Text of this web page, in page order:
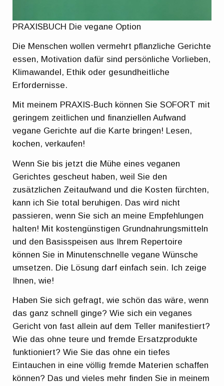
PRAXISBUCH Die vegane Option
Die Menschen wollen vermehrt pflanzliche Gerichte
essen, Motivation dafür sind persönliche Vorlieben,
Klimawandel, Ethik oder gesundheitliche
Erfordernisse.
Mit meinem PRAXIS-Buch können Sie SOFORT mit
geringem zeitlichen und finanziellen Aufwand
vegane Gerichte auf die Karte bringen! Lesen,
kochen, verkaufen!
Wenn Sie bis jetzt die Mühe eines veganen
Gerichtes gescheut haben, weil Sie den
zusätzlichen Zeitaufwand und die Kosten fürchten,
kann ich Sie total beruhigen. Das wird nicht
passieren, wenn Sie sich an meine Empfehlungen
halten! Mit kostengünstigen Grundnahrungsmitteln
und den Basisspeisen aus Ihrem Repertoire
können Sie in Minutenschnelle vegane Wünsche
umsetzen. Die Lösung darf einfach sein. Ich zeige
Ihnen, wie!
Haben Sie sich gefragt, wie schön das wäre, wenn
das ganz schnell ginge? Wie sich ein veganes
Gericht von fast allein auf dem Teller manifestiert?
Wie das ohne teure und fremde Ersatzprodukte
funktioniert? Wie Sie das ohne ein tiefes
Eintauchen in eine völlig fremde Materien schaffen
können? Das und vieles mehr finden Sie in meinem